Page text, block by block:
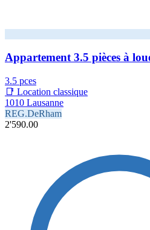
Appartement 3.5 pièces à
3.5 pces
📑 Location classique
1010 Lausanne
REG.DeRham
2'590.00